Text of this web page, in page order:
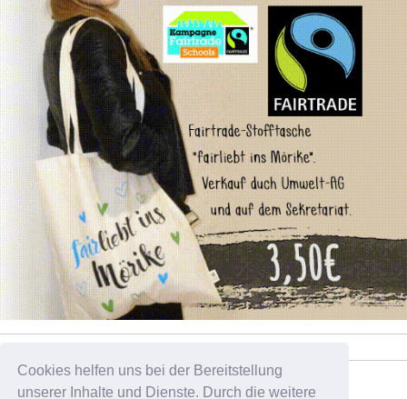
Cookies helfen uns bei der Bereitstellung
unserer Inhalte und Dienste. Durch die weitere
Tweets by pelikan_sz